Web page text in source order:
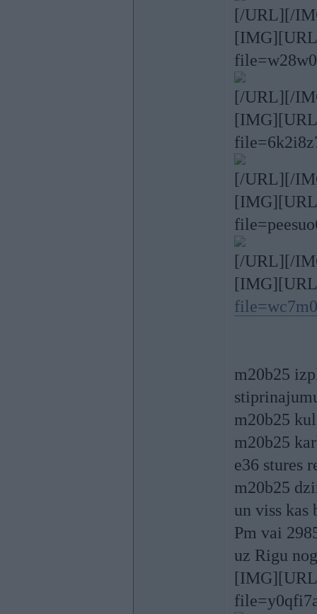
[/URL][/
[/URL][/
[/URL][/
[/URL][/
m20b25
m20b25
m20b25
e36 stures
m20b25
un viss kas
Pm vai
uz Rigu